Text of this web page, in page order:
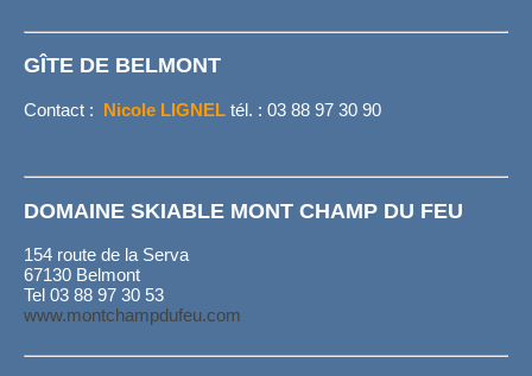
GÎTE DE BELMONT
Contact : Nicole LIGNEL tél. : 03 88 97 30 90
DOMAINE SKIABLE MONT CHAMP DU FEU
154 route de la Serva
67130 Belmont
Tel 03 88 97 30 53
www.montchampdufeu.com